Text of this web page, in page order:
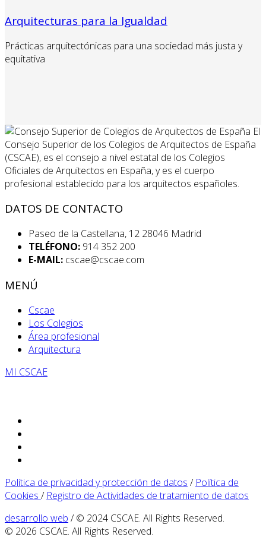
Arquitecturas para la Igualdad
Prácticas arquitectónicas para una sociedad más justa y
equitativa
El
Consejo Superior de los Colegios de Arquitectos de España
(CSCAE), es el consejo a nivel estatal de los Colegios
Oficiales de Arquitectos en España, y es el cuerpo
profesional establecido para los arquitectos españoles.
DATOS DE CONTACTO
Paseo de la Castellana, 12 28046 Madrid
TELÉFONO: 914 352 200
E-MAIL: cscae@cscae.com
MENÚ
Cscae
Los Colegios
Área profesional
Arquitectura
MI CSCAE
Política de privacidad y protección de datos / Política de
Cookies / Registro de Actividades de tratamiento de datos
desarrollo web / © 2024 CSCAE. All Rights Reserved.
© 2026 CSCAE. All Rights Reserved.